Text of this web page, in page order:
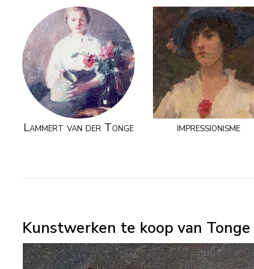
Lammert van der Tonge impressionisme
Kunstwerken te koop van Tonge